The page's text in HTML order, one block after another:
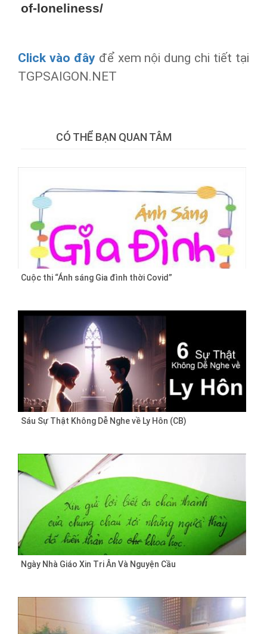
of-loneliness/
Click vào đây để xem nội dung chi tiết tại
TGPSAIGON.NET
CÓ THỂ BẠN QUAN TÂM
Cuộc thi “Ánh sáng Gia đình thời Covid”
Sáu Sự Thật Không Dễ Nghe về Ly Hôn (CB)
Ngày Nhà Giáo Xin Tri Ân Và Nguyện Cầu